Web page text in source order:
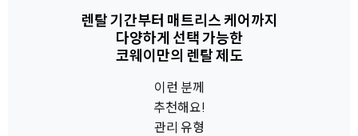
렌탈 기간부터 매트리스 케어까지
다양하게 선택 가능한
코웨이만의 렌탈 제도
이런 분께
추천해요!
관리 유형